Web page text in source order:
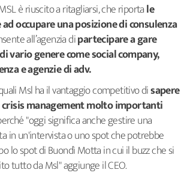
è riuscito a ritagliarsi, che riportale
occupare una posizione di consulenza
all’agenzia dipartecipare a gare
vario genere come social company,
e agenzie di adv.
Msl ha il vantaggio competitivo disapere
management molto importanti
"oggi significa anche gestire una
in un'intervista o uno spot che potrebbe
lo spot di Buondì Motta in cui il buzz che si
tutto da Msl" aggiunge il CEO.